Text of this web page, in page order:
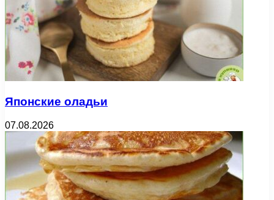
Японские оладьи
07.08.2026